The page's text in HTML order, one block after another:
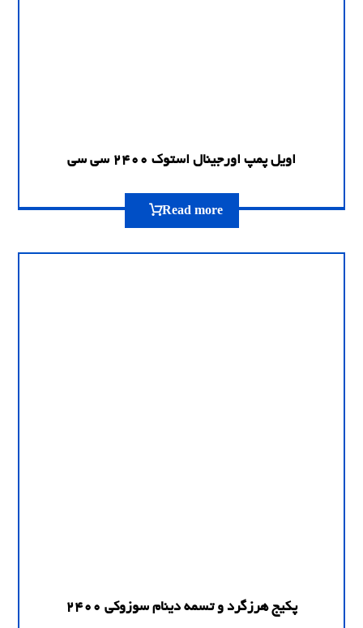
اویل پمپ اورجینال استوک 2400 سی سی
Read more
پکیج هرزگرد و تسمه دینام سوزوکی 2400